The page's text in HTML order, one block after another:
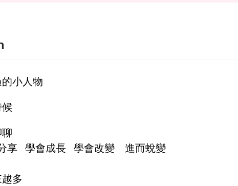
小人物
享 學會成長 學會改變 進而蛻變
多